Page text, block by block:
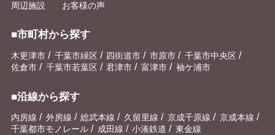
周辺施設 お客様の声
■市町村から探す
木更津市 / 千葉市緑区 / 四街道市 / 市原市 / 千葉市中央区 /
佐倉市 / 千葉市若葉区 / 君津市 / 富津市 / 袖ケ浦市
■沿線から探す
内房線 / 外房線 / 総武本線 / 久留里線 / 京成千原線 / 京成本線 /
千葉都市モノレール / 成田線 / 小湊鉄道 / 東金線